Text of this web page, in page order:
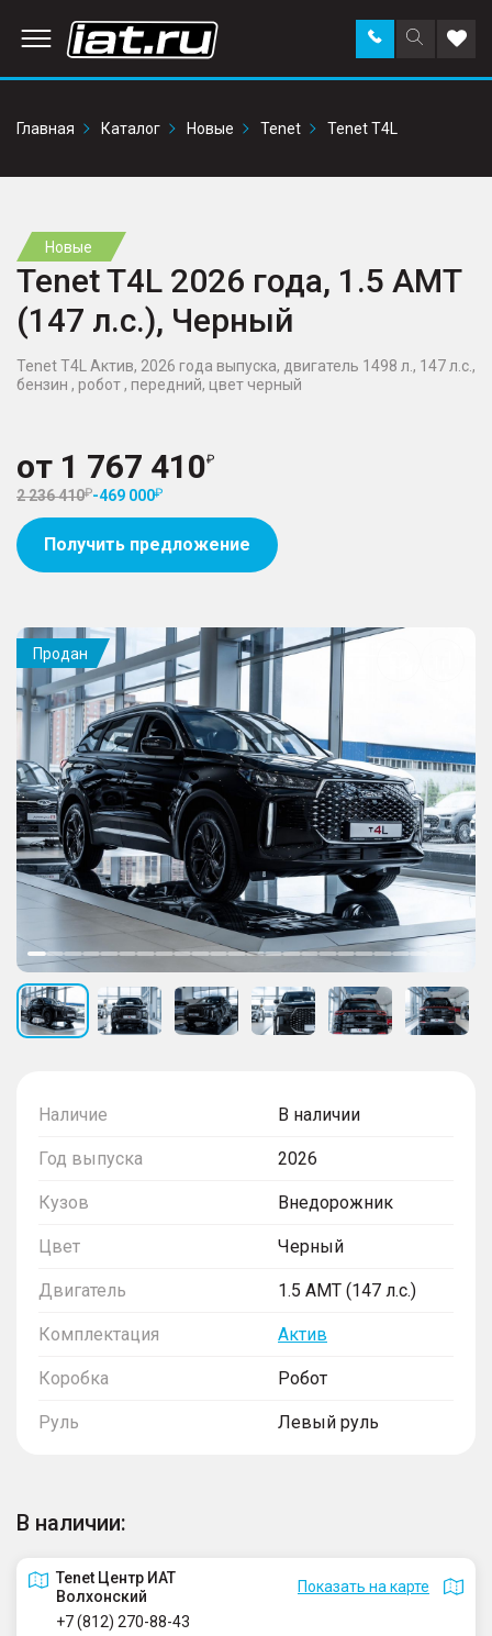
Поиск
по
Заказать
звонок в
Главная
Каталог Новые Tenet Tenet T4L
Новые
Tenet T4L 2026 года, 1.5 AMT
(147 л.с.), Черный
Tenet T4L Актив, 2026 года выпуска, двигатель 1498 л., 147 л.с.,
бензин , робот , передний, цвет черный
от 1 767 410
2 236 410 -469 000
Получить предложение
Наличие В наличии
Год выпуска 2026
Кузов Внедорожник
Цвет Черный
Двигатель 1.5 AMT (147 л.с.)
Комплектация Актив
Коробка Робот
Руль Левый руль
В наличии:
Tenet Центр ИАТ
Волхонский
Показать на карте
+7 (812) 270-88-43
Продан